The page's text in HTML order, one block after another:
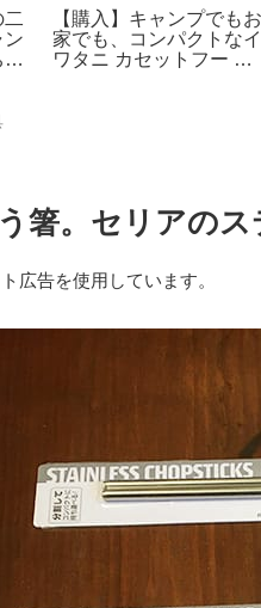
二
ン
【購入】キャンプでもお
家でも、コンパクトなイ
ワタニ カセットフー プ
箸。セリアのス
広告を使用しています。